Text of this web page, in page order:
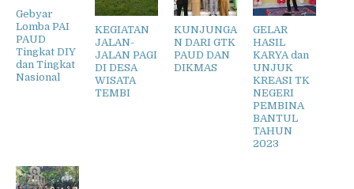
Gebyar
Lomba PAI
PAUD
Tingkat DIY
dan Tingkat
Nasional
KEGIATAN
JALAN-
JALAN PAGI
DI DESA
WISATA
TEMBI
KUNJUNGA
N DARI GTK
PAUD DAN
DIKMAS
GELAR
HASIL
KARYA dan
UNJUK
KREASI TK
NEGERI
PEMBINA
BANTUL
TAHUN
2023